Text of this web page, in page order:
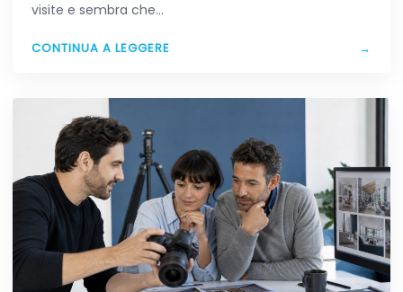
visite e sembra che…
CONTINUA A LEGGERE →